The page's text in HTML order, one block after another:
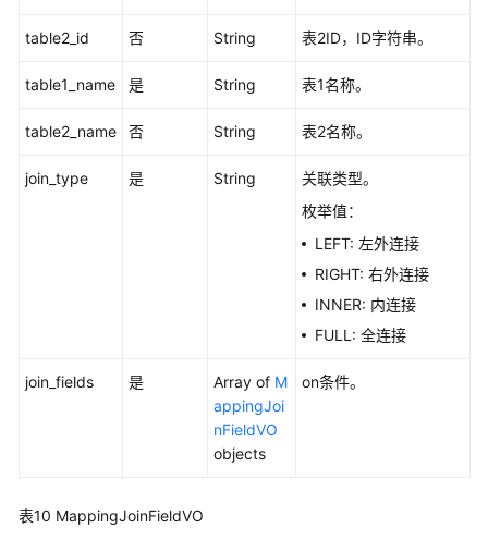
table2_id 否 String 表2ID，ID字符串。
table1_name 是 String 表1名称。
table2_name 否 String 表2名称。
join_type 是 String
关联类型。
枚举值：
LEFT: 左外连接
RIGHT: 右外连接
INNER: 内连接
FULL: 全连接
join_fields 是 Array of M
appingJoi
nFieldVO
objects
on条件。
表10 MappingJoinFieldVO